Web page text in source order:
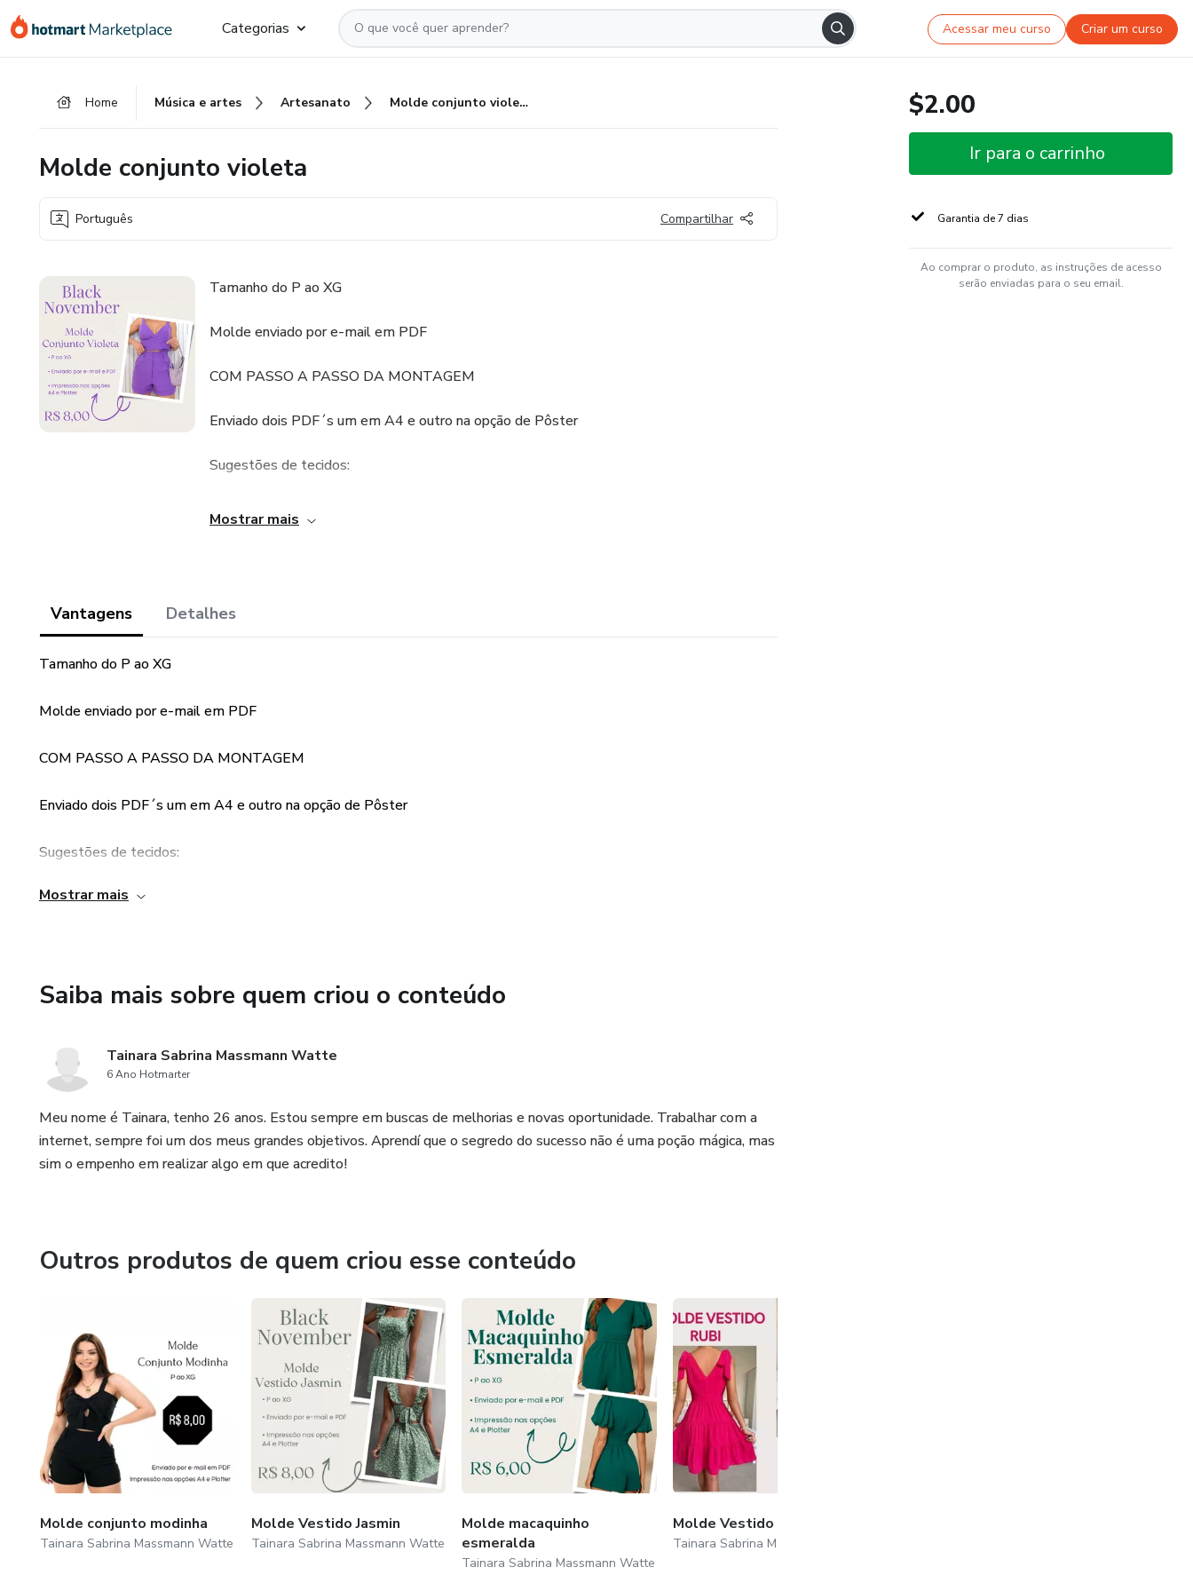
para
para
para
Categorias Acessar meu curso Criar um curso
Home Música e artes Artesanato Molde conjunto violeta
Molde conjunto violeta
Português Compartilhar
Tamanho do P ao XG
Molde enviado por e-mail em PDF
COM PASSO A PASSO DA MONTAGEM
Enviado dois PDF´s um em A4 e outro na opção de Pôster
Sugestões de tecidos:
CREPE, ALFAIATARIA NEW LOOK, CREPE ALFAIATARIA, LINHO, LINHO RUSTICO,
Mostrar mais
Vantagens Detalhes
Tamanho do P ao XG
Molde enviado por e-mail em PDF
COM PASSO A PASSO DA MONTAGEM
Enviado dois PDF´s um em A4 e outro na opção de Pôster
Sugestões de tecidos:
CREPE, ALFAIATARIA NEW LOOK, CREPE ALFAIATARIA, LINHO, LINHO RUSTICO, LINHO MISTO, SARJA
Mostrar mais
Saiba mais sobre quem criou o conteúdo
Tainara Sabrina Massmann Watte
6 Ano Hotmarter
Meu nome é Tainara, tenho 26 anos. Estou sempre em buscas de melhorias e novas oportunidade. Trabalhar com a
internet, sempre foi um dos meus grandes objetivos. Aprendí que o segredo do sucesso não é uma poção mágica, mas
sim o empenho em realizar algo em que acredito!
Outros produtos de quem criou esse conteúdo
Molde conjunto modinha
Tainara Sabrina Massmann Watte
Molde Vestido Jasmin
Tainara Sabrina Massmann Watte
Molde macaquinho
esmeralda
Tainara Sabrina Massmann Watte
Molde Vestido Rubi
Tainara Sabrina Massmann Watte
$2.00
Ir para o carrinho
Garantia de 7 dias
Ao comprar o produto, as instruções de acesso
serão enviadas para o seu email.